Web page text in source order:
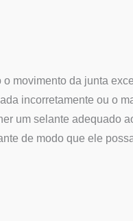
movimento da junta
incorretamente ou o
um selante adequado
de modo que ele